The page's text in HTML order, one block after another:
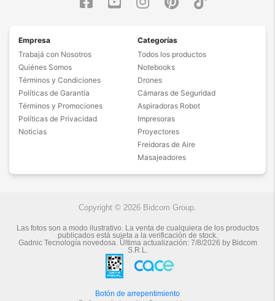
Empresa
Trabajá con Nosotros
Quiénes Somos
Términos y Condiciones
Políticas de Garantía
Términos y Promociones
Políticas de Privacidad
Noticias
Categorías
Todos los productos
Notebooks
Drones
Cámaras de Seguridad
Aspiradoras Robot
Impresoras
Proyectores
Freidoras de Aire
Masajeadores
Copyright © 2026 Bidcom Group.
Las fotos son a modo ilustrativo. La venta de cualquiera de los productos
publicados está sujeta a la verificación de stock.
Gadnic Tecnología novedosa. Última actualización: 7/8/2026 by Bidcom
S.R.L.
Botón de arrepentimiento